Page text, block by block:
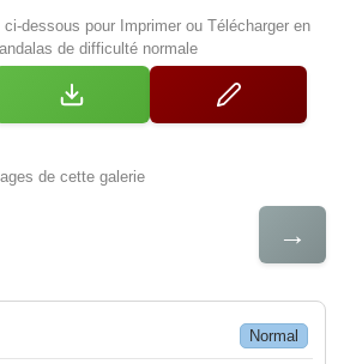
dessous pour Imprimer ou Télécharger en
de difficulté normale
de cette galerie
→
Normal